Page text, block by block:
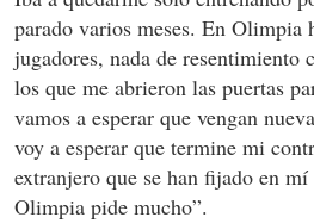
parado varios meses. En Olimpia
jugadores, nada de resentimiento
los que me abrieron las puertas
vamos a esperar que vengan
voy a esperar que termine mi
extranjero que se han fijado en
Olimpia pide mucho”.